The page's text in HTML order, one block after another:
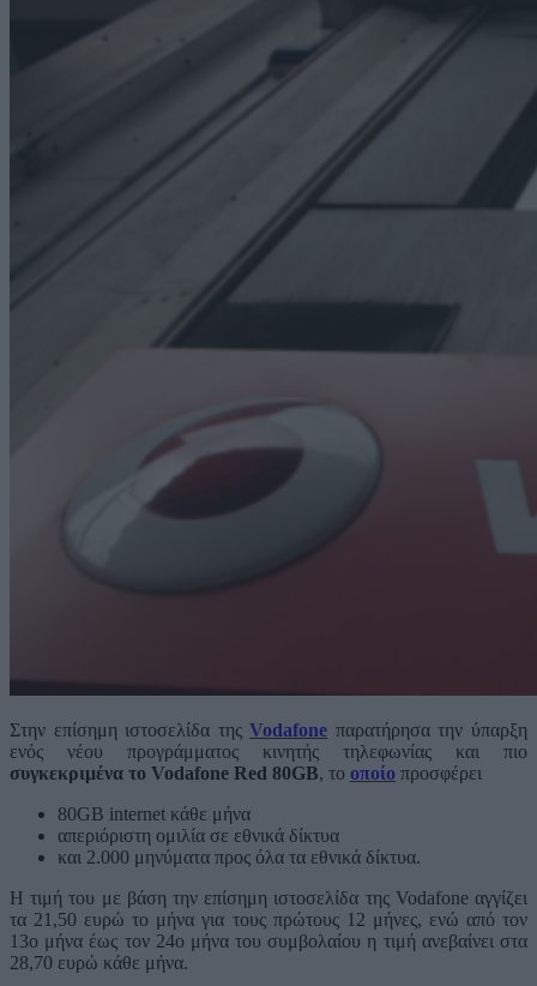
Στην επίσημη ιστοσελίδα τηςVodafone παρατήρησα την ύπαρξη
ενός νέου προγράμματος κινητής τηλεφωνίας και πιο
συγκεκριμένα το Vodafone Red 80GB, το οποίο προσφέρει
80GB internet κάθε μήνα
απεριόριστη ομιλία σε εθνικά δίκτυα
και 2.000 μηνύματα προς όλα τα εθνικά δίκτυα.
Η τιμή του με βάση την επίσημη ιστοσελίδα της Vodafone αγγίζει
τα 21,50 ευρώ το μήνα για τους πρώτους 12 μήνες, ενώ από τον
13ο μήνα έως τον 24ο μήνα του συμβολαίου η τιμή ανεβαίνει στα
28,70 ευρώ κάθε μήνα.